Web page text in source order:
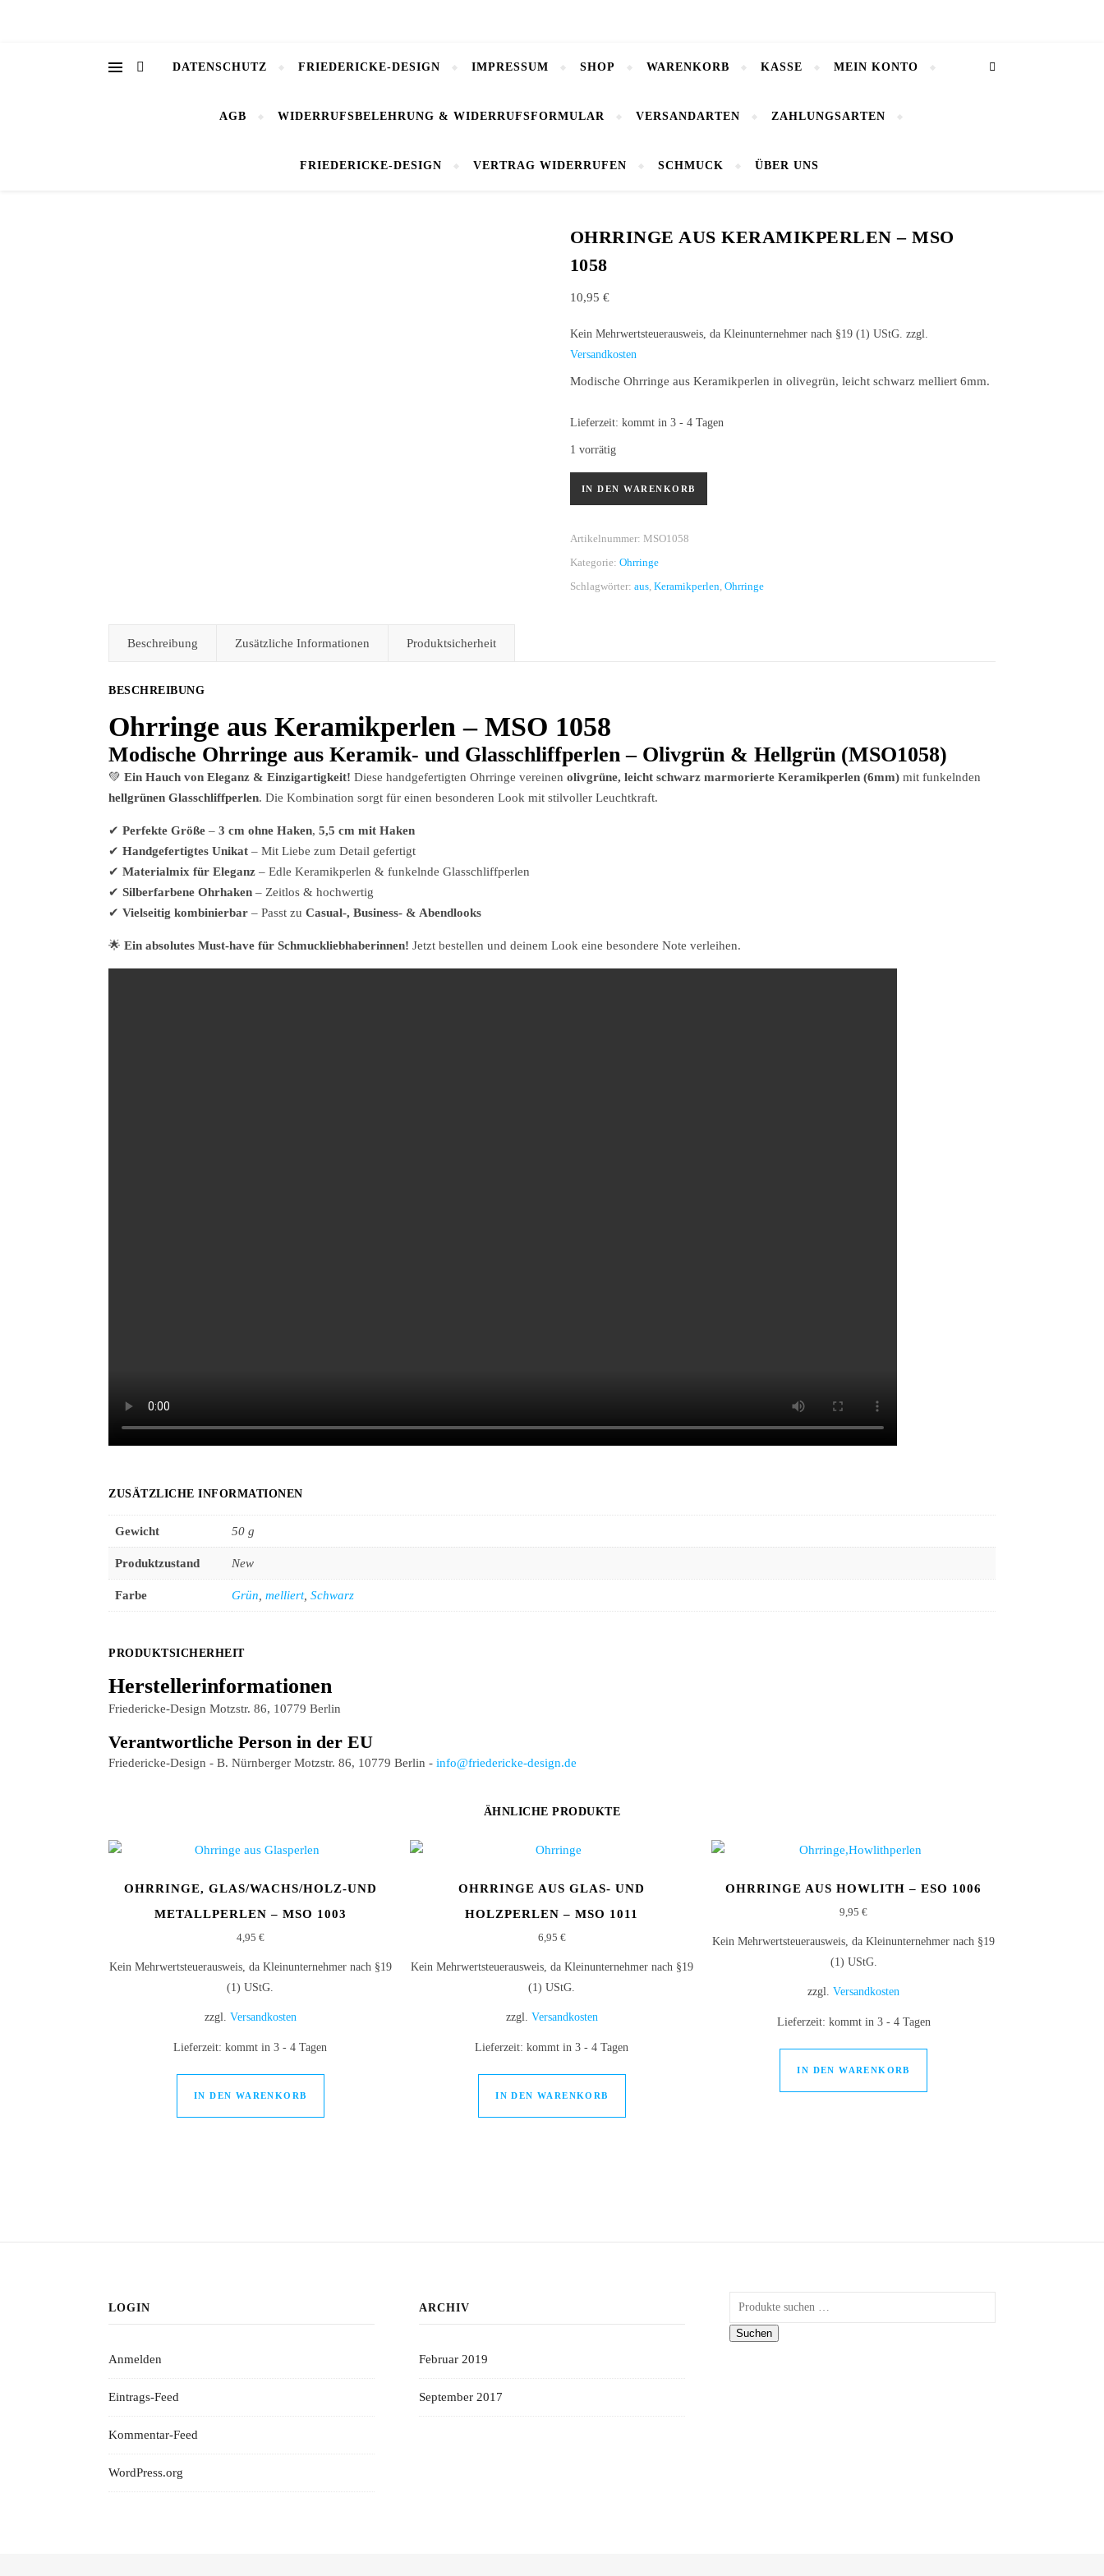
DATENSCHUTZ FRIEDERICKE-DESIGN IMPRESSUM SHOP WARENKORB KASSE MEIN KONTO
AGB WIDERRUFSBELEHRUNG & WIDERRUFSFORMULAR VERSANDARTEN ZAHLUNGSARTEN
FRIEDERICKE-DESIGN VERTRAG WIDERRUFEN SCHMUCK ÜBER UNS
OHRRINGE AUS KERAMIKPERLEN – MSO
1058
10,95 €
Kein Mehrwertsteuerausweis, da Kleinunternehmer nach §19 (1) UStG. zzgl.
Versandkosten
Modische Ohrringe aus Keramikperlen in olivegrün, leicht schwarz melliert 6mm.
Lieferzeit: kommt in 3 - 4 Tagen
1 vorrätig
IN DEN WARENKORB
Artikelnummer: MSO1058
Kategorie: Ohrringe
Schlagwörter: aus, Keramikperlen, Ohrringe
Beschreibung Zusätzliche Informationen Produktsicherheit
BESCHREIBUNG
Ohrringe aus Keramikperlen – MSO 1058
Modische Ohrringe aus Keramik- und Glasschliffperlen – Olivgrün & Hellgrün (MSO1058)
💚 Ein Hauch von Eleganz & Einzigartigkeit! Diese handgefertigten Ohrringe vereinen olivgrüne, leicht schwarz marmorierte Keramikperlen (6mm) mit funkelnden
hellgrünen Glasschliffperlen. Die Kombination sorgt für einen besonderen Look mit stilvoller Leuchtkraft.
✔ Perfekte Größe – 3 cm ohne Haken, 5,5 cm mit Haken
✔ Handgefertigtes Unikat – Mit Liebe zum Detail gefertigt
✔ Materialmix für Eleganz – Edle Keramikperlen & funkelnde Glasschliffperlen
✔ Silberfarbene Ohrhaken – Zeitlos & hochwertig
✔ Vielseitig kombinierbar – Passt zu Casual-, Business- & Abendlooks
🌟 Ein absolutes Must-have für Schmuckliebhaberinnen! Jetzt bestellen und deinem Look eine besondere Note verleihen.
ZUSÄTZLICHE INFORMATIONEN
Gewicht 50 g
Produktzustand New
Farbe Grün melliert, Schwarz
PRODUKTSICHERHEIT
Herstellerinformationen
Friedericke-Design Motzstr. 86, 10779 Berlin
Verantwortliche Person in der EU
Friedericke-Design - B. Nürnberger Motzstr. 86, 10779 Berlin - info@friedericke-design.de
ÄHNLICHE PRODUKTE
OHRRINGE, GLAS/WACHS/HOLZ-UND
METALLPERLEN – MSO 1003
4,95 €
Kein Mehrwertsteuerausweis, da Kleinunternehmer nach §19
(1) UStG.
zzgl. Versandkosten
Lieferzeit:kommt in 3 - 4 Tagen
IN DEN WARENKORB
OHRRINGE AUS GLAS- UND
HOLZPERLEN – MSO 1011
6,95 €
Kein Mehrwertsteuerausweis, da Kleinunternehmer nach §19
(1) UStG.
zzgl. Versandkosten
Lieferzeit:kommt in 3 - 4 Tagen
IN DEN WARENKORB
OHRRINGE AUS HOWLITH – ESO 1006
9,95€
Kein Mehrwertsteuerausweis, da Kleinunternehmer nach §19
(1) UStG.
zzgl.Versandkosten
Lieferzeit: kommt in 3 - 4 Tagen
IN DEN WARENKORB
LOGIN
Anmelden
Eintrags-Feed
Kommentar-Feed
WordPress.org
ARCHIV
Februar 2019
September 2017
Suchen nach:
Suchen